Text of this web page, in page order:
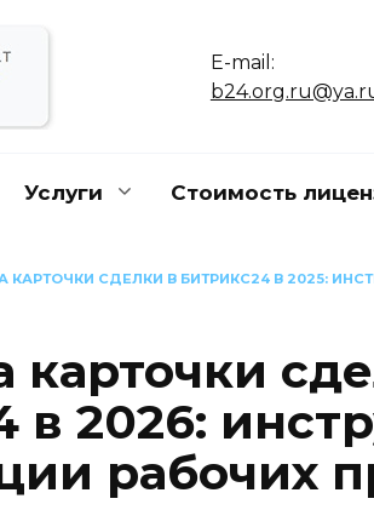
E-mail:
Услуги Стоимость
КАРТОЧКИ СДЕЛКИ В БИТРИКС24 В 2025:
карточки
в 2026:
рабочих